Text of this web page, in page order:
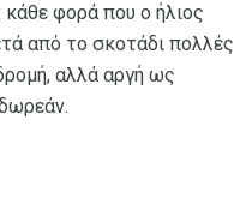
φορά που ο ήλιος
από το σκοτάδι πολλές
αλλά αργή ως